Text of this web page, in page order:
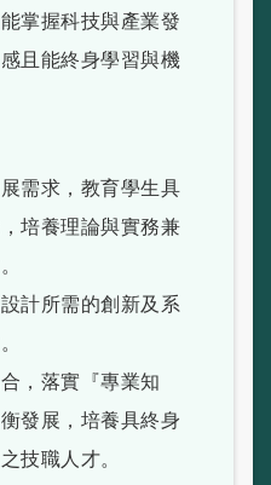
掌握科技與產業發
且能終身學習與機
需求，教育學生具
培養理論與實務兼
計所需的創新及系
，落實『專業知
發展，培養具終身
技職人才。